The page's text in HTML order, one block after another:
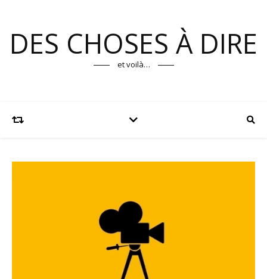
DES CHOSES À DIRE
et voilà…